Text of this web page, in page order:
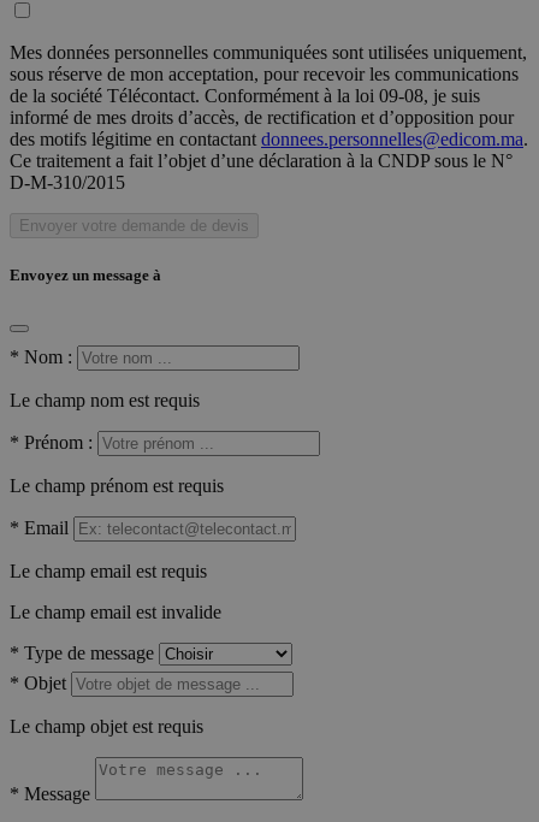
Mes données personnelles communiquées sont utilisées uniquement,
sous réserve de mon acceptation, pour recevoir les communications
de la société Télécontact. Conformément à la loi 09-08, je suis
informé de mes droits d’accès, de rectification et d’opposition pour
des motifs légitime en contactant donnees.personnelles@edicom.ma.
Ce traitement a fait l’objet d’une déclaration à la CNDP sous le N°
D-M-310/2015
Envoyer votre demande de devis
Envoyez un message à
* Nom :
Le champ nom est requis
* Prénom :
Le champ prénom est requis
* Email
Le champ email est requis
Le champ email est invalide
* Type de message
* Objet
Le champ objet est requis
* Message